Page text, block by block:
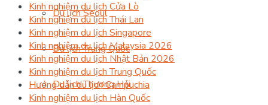
Du lịch Seoul
Du lịch Trung Quốc
Du lịch Thượng Hải
Kinh nghiệm du lịch Cửa Lò
Kinh nghiệm du lịch Thái Lan
Kinh nghiệm du lịch Singapore
Kinh nghiệm du lịch Malaysia 2026
Kinh nghiệm du lịch Nhật Bản 2026
Kinh nghiệm du lịch Trung Quốc
Hướng dẫn du lịch Campuchia
Kinh nghiệm du lịch Hàn Quốc